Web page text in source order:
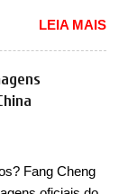
estreou nos
Fiat Strada é
verdadeira
Há alguns
uma picape
isso: ela é a
ganhando se
teaser de uma
seus menores
à linha
lançado no
a ser
los para a
LEIA MAIS
Fang Cheng